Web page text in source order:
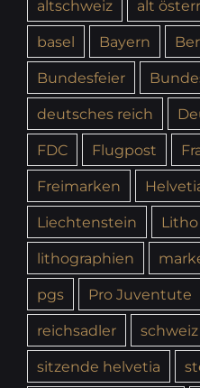
altschweiz
alt
basel
Bayern
Bundesfeier
deutsches reich
FDC
Flugpost
Freimarken
Liechtenstein
Litho
lithographien
pgs
Pro Juventute
reichsadler
schweiz
sitzende helvetia